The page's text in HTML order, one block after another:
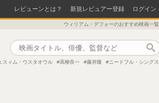
レビューンとは？ 新規レビュアー登録 ログイン
ウィリアム・デフォーのおすすめ映画一覧
スィム・ウスタオウル 高柳良一 藤井隆 ニードフル・シングス